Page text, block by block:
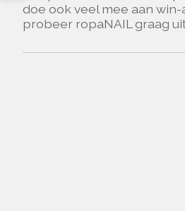
doe ook veel mee aan
probeer ropaNAIL graag